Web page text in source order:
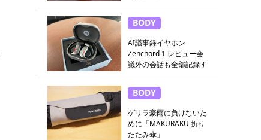
BODY
AI議事録イヤホン
Zenchord 1 レビュー会
議外の会話も全部記録す
BODY
ゲリラ豪雨に負けないた
めに「MAKURAKU 折り
たたみ傘」